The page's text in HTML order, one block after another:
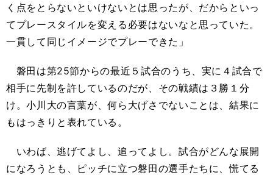
く点をとらないといけないとは思ったが、だからといっ
てプレースタイルを変える必要はないなと思っていた。
一貫して同じイメージでプレーできた」
磐田は第25節からの最近５試合のうち、実に４試合で
相手に先制を許しているのだが、その戦績は３勝１分
け。小川大の言葉が、何ら大げさでないことは、結果に
もはっきりと表れている。
いわば、逃げてよし、追ってよし。試合がどんな展開
になろうとも、ピッチに立つ磐田の選手たちに、慌てる